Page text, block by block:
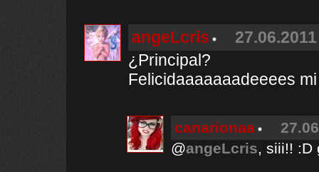
angeLcris
¿Principal?
Felicidaaaaaaadeeees
canarionaa
@angeLcris, siii!! :D